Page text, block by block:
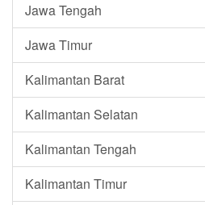
Jawa Tengah
Jawa Timur
Kalimantan Barat
Kalimantan Selatan
Kalimantan Tengah
Kalimantan Timur